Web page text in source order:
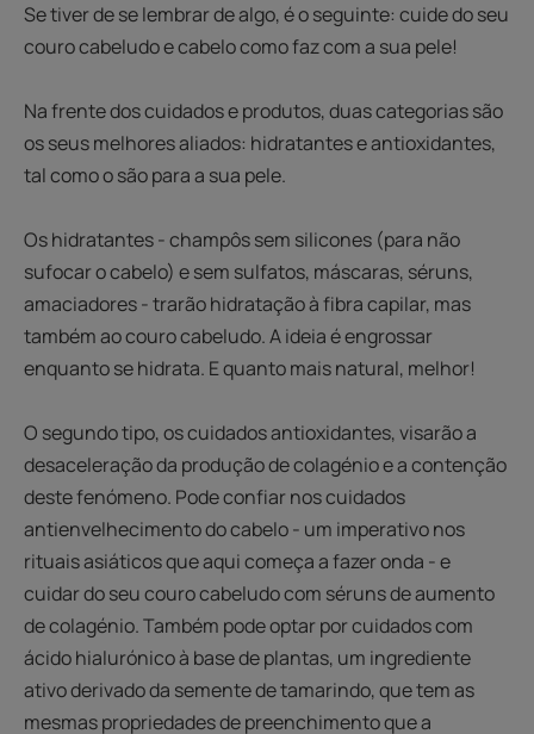
Se tiver de se lembrar de algo, é o seguinte: cuide do seu
couro cabeludo e cabelo como faz com a sua pele!
Na frente dos cuidados e produtos, duas categorias são
os seus melhores aliados: hidratantes e antioxidantes,
tal como o são para a sua pele.
Os hidratantes - champôs sem silicones (para não
sufocar o cabelo) e sem sulfatos, máscaras, séruns,
amaciadores - trarão hidratação à fibra capilar, mas
também ao couro cabeludo. A ideia é engrossar
enquanto se hidrata. E quanto mais natural, melhor!
O segundo tipo, os cuidados antioxidantes, visarão a
desaceleração da produção de colagénio e a contenção
deste fenómeno. Pode confiar nos cuidados
antienvelhecimento do cabelo - um imperativo nos
rituais asiáticos que aqui começa a fazer onda - e
cuidar do seu couro cabeludo com séruns de aumento
de colagénio. Também pode optar por cuidados com
ácido hialurónico à base de plantas, um ingrediente
ativo derivado da semente de tamarindo, que tem as
mesmas propriedades de preenchimento que a